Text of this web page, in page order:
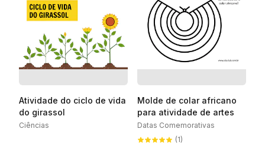
Atividade do ciclo de vida
do girassol
Ciências
Molde de colar africano
para atividade de artes
Datas Comemorativas
(1)